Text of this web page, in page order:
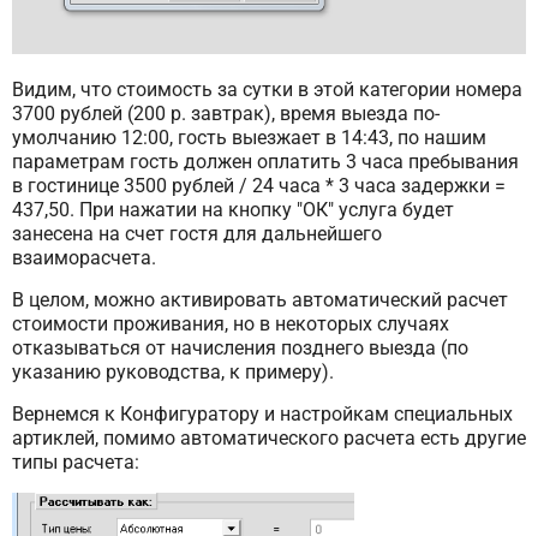
Видим, что стоимость за сутки в этой категории номера
3700 рублей (200 р. завтрак), время выезда по-
умолчанию 12:00, гость выезжает в 14:43, по нашим
параметрам гость должен оплатить 3 часа пребывания
в гостинице 3500 рублей / 24 часа * 3 часа задержки =
437,50. При нажатии на кнопку "ОК" услуга будет
занесена на счет гостя для дальнейшего
взаиморасчета.
В целом, можно активировать автоматический расчет
стоимости проживания, но в некоторых случаях
отказываться от начисления позднего выезда (по
указанию руководства, к примеру).
Вернемся к Конфигуратору и настройкам специальных
артиклей, помимо автоматического расчета есть другие
типы расчета: